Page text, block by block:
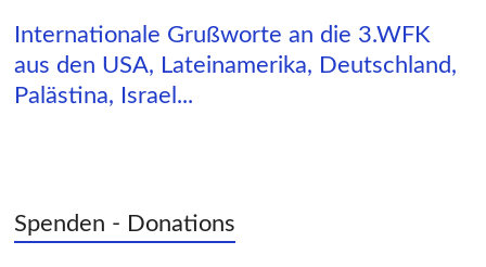
Internationale Grußworte an die 3.WFK
aus den USA, Lateinamerika, Deutschland,
Palästina, Israel...
Spenden - Donations